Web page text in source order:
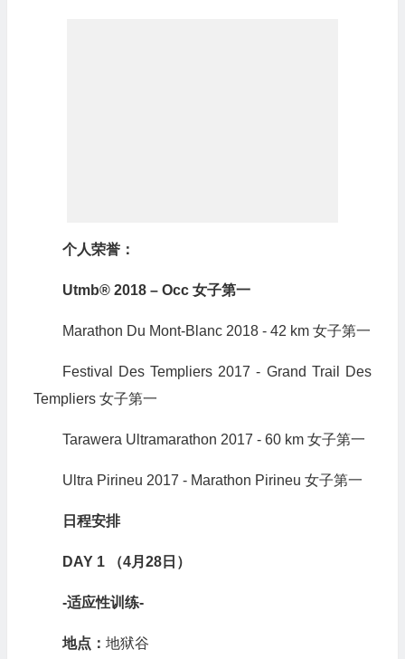
个人荣誉：
Utmb® 2018 – Occ 女子第一
Marathon Du Mont-Blanc 2018 - 42 km 女子第一
Festival Des Templiers 2017 - Grand Trail Des
Templiers 女子第一
Tarawera Ultramarathon 2017 - 60 km 女子第一
Ultra Pirineu 2017 - Marathon Pirineu 女子第一
日程安排
DAY 1 （4月28日）
-适应性训练-
地点： 地狱谷